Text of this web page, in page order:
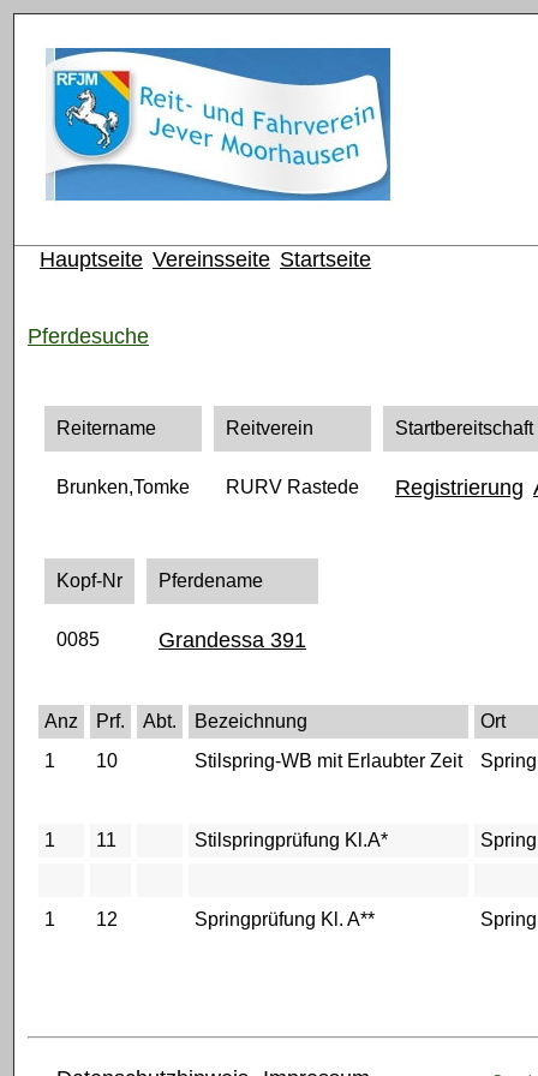
Hauptseite Vereinsseite Startseite
Pferdesuche
Reitername Reitverein Startbereitschaft
Brunken,Tomke RURV Rastede Registrierung
Kopf-Nr Pferdename
0085 Grandessa 391
Anz Prf. Abt. Bezeichnung
Ort
1
10 Stilspring-WB mit Erlaubter Zeit
1 11 Stilspringprüfung Kl.A*
1 12 Springprüfung Kl. A**